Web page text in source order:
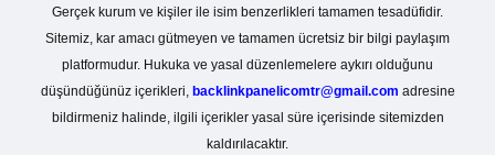
Gerçek kurum ve kişiler ile isim benzerlikleri tamamen tesadüfidir.
Sitemiz, kar amacı gütmeyen ve tamamen ücretsiz bir bilgi paylaşım
platformudur. Hukuka ve yasal düzenlemelere aykırı olduğunu
düşündüğünüz içerikleri, backlinkpanelicomtr@gmail.com adresine
bildirmeniz halinde, ilgili içerikler yasal süre içerisinde sitemizden
kaldırılacaktır.